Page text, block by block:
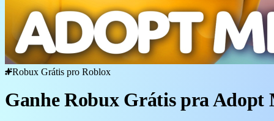
Robux Grátis pro Roblox
Ganhe Robux Grátis pra Adopt